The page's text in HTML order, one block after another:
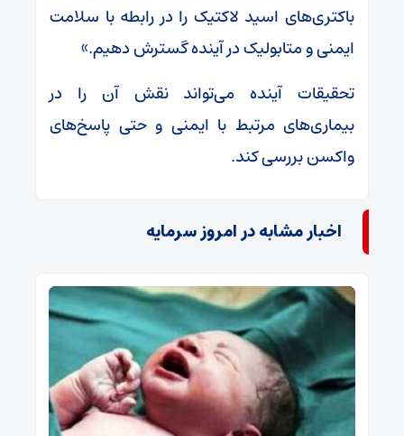
باکتری‌های اسید لاکتیک را در رابطه با سلامت
ایمنی و متابولیک در آینده گسترش دهیم.»
تحقیقات آینده می‌تواند نقش آن را در
بیماری‌های مرتبط با ایمنی و حتی پاسخ‌های
واکسن بررسی کند.
اخبار مشابه در امروز سرمایه